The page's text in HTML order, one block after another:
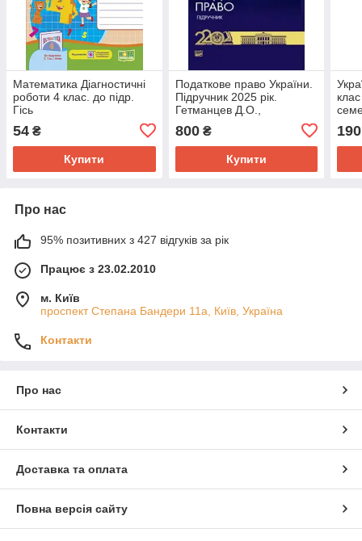
Математика Діагностичні
роботи 4 клас. до підр.
Гісь
54 ₴
Купити
Податкове право України.
Підручник 2025 рік.
Гетманцев Д.О.,
Кучерявенко М.П. Тверда
палітурка
800₴
Купити
190
Про нас
95% позитивних з 427 відгуків за рік
Працює з 23.02.2010
м. Київ
проспект Степана Бандери 11а, Київ, Україна
Контакти
Про нас
Контакти
Доставка та оплата
Повна версія сайту